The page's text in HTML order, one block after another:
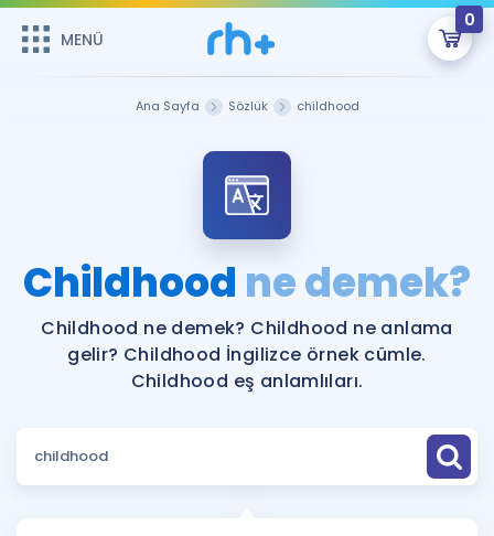
MENÜ
0
ÜYE DEĞİLİM
Sepetin Şu An Boş.
Remzi Hoca ile seni sınava hazırlayacak onlarca eğitim seni
bekliyor!
MENÜ
Faydalı Araçlar
Sözlük
Hakkımızda
Ana Sayfa Sözlük childhood
Childhood ne demek?
Childhood ne demek? Childhood ne anlama
gelir? Childhood İngilizce örnek cümle.
Childhood eş anlamlıları.